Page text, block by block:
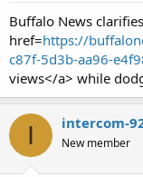
Buffalo News
href=https://
c87f-5d3b-aa96-
views</a> while
I intercom-
New member